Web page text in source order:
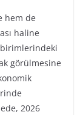
hem de
haline
görülmesine
2026